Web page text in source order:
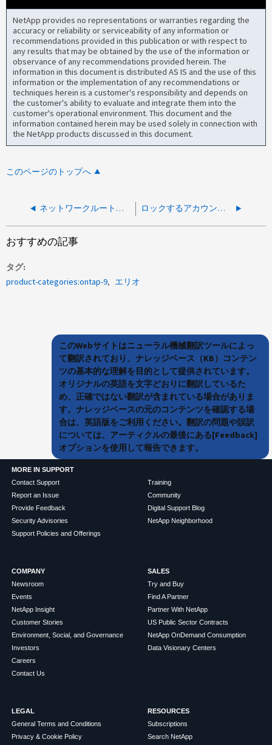
NetApp provides no representations or warranties regarding the
accuracy or reliability or serviceability of any information or
recommendations provided in this publication or with respect to
any results that may be obtained by the use of the information or
observance of any recommendations provided herein. The
information in this document is distributed AS IS and the use of this
information or the implementation of any recommendations or
techniques herein is a customer's responsibility and depends on
the customer's ability to evaluate and integrate them into the
customer's operational environment. This document and the
information contained herein may be used solely in connection with
the NetApp products discussed in this document.
このページのトップへ
ネットワークルートが原因でsyslogサーバにイベントが送信されませんでした ロックするアカウントを原因できる管理者としての認証を何度も試行する
おすすめの記事
タグ
product-categories:ontap-9
エリオ
このWebサイトはニューラル機械翻訳ツールによっ
て翻訳されており、ナレッジベース（KB）コンテン
ツの基本的な理解を目的として提供されています。
オリジナルの英語を文字どおりに翻訳しているた
め、正確ではない翻訳が含まれている場合がありま
す。ナレッジベースの元のコンテンツを確認する場
合は、英語版をご利用ください。翻訳の問題や誤訳
については、アーティクルの最後にある[Feedback]
オプションを使用して報告できます。
MORE IN SUPPORT
Contact Support
Report an Issue
Provide Feedback
Security Advisories
Support Policies and Offerings
Training
Community
Digital Support Blog
NetApp Neighborhood
COMPANY
Newsroom
Events
NetApp Insight
Customer Stories
Environment, Social, and Governance
Investors
Careers
Contact Us
SALES
Try and Buy
Find A Partner
Partner With NetApp
US Public Sector Contracts
NetApp OnDemand Consumption
Data Visionary Centers
LEGAL
General Terms and Conditions
Privacy & Cookie Policy
RESOURCES
Subscriptions
Search NetApp